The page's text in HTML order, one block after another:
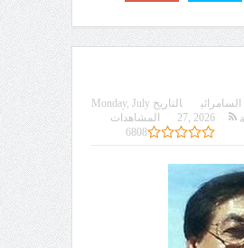
التاريخ Monday, July
27, 2026
المشاهدات
6808